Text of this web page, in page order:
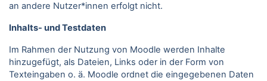
an andere Nutzer*innen erfolgt nicht.
Inhalts- und Testdaten
Im Rahmen der Nutzung von Moodle werden Inhalte
hinzugefügt, als Dateien, Links oder in der Form von
Texteingaben o. ä. Moodle ordnet die eingegebenen Daten